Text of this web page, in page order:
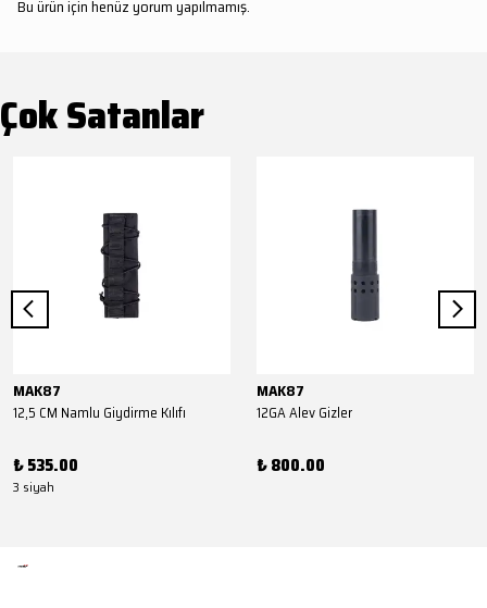
Bu ürün için henüz yorum yapılmamış.
Çok Satanlar
MAK87
12,5 CM Namlu Giydirme Kılıfı
₺ 535.00
3 siyah
MAK87
12GA Alev Gizler
₺ 800.00